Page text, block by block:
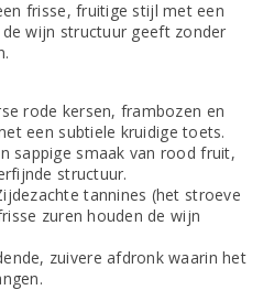
frisse, fruitige stijl met een
wijn structuur geeft zonder
rode kersen, frambozen en
een subtiele kruidige toets.
sappige smaak van rood fruit,
structuur.
tannines (het stroeve
zuren houden de wijn
zuivere afdronk waarin het